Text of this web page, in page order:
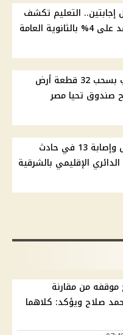
إجابتين.. التعليم تكشف
العامة
توفيق عكاشة يطالب بسحب 32 قطعة أرض
صندوق تحيا مصر
بالأسماء.. مصرع طفل وإصابة 13 في حادث
الإقليمي بالشرقية
من مقارنة
صلاح ويؤكد: كلاهما